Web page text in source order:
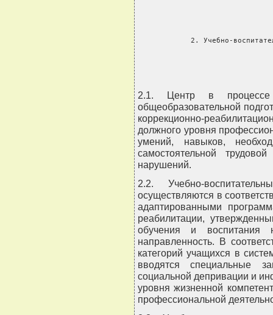
2. Учебно-
2.1. Центр в процессе
общеобразовательной
коррекционно-
должного уровня
умений, навыков,
самостоятельной
нарушений.
2.2. Учебно-
осуществляются в
адаптированными
реабилитации,
обучения и воспитания
направленность. В
категорий учащихся в
вводятся специальные
социальной депривации и
уровня жизненной
профессиональной